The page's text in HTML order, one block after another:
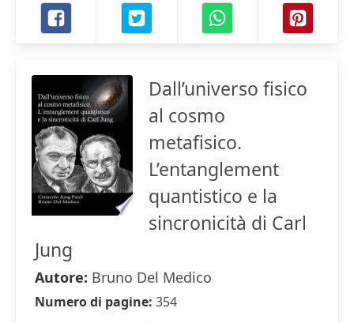
Dall’universo fisico
al cosmo
metafisico.
L’entanglement
quantistico e la
sincronicità di Carl
Jung
Autore: Bruno Del Medico
Numero di pagine: 354